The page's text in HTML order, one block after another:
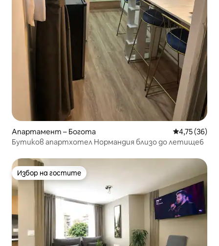
Апартамент – Богота Средна
4,75 (36)
Бутиков апартхотел Нормандия близо до летище6
Избор на гостите
Избор на гостите